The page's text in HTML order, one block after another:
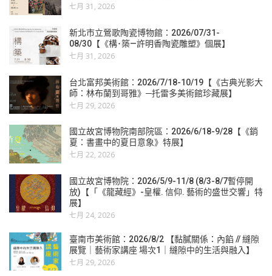
七月 31, 2026
新北市立鶯歌陶瓷博物館：2026/07/31-
08/30【《構･築—許明香陶瓷雕塑》個展】
七月 31, 2026
台北富邦美術館：2026/7/18-10/19【《古典光影大
師：林布蘭到哥雅》─托雷多美術館珍藏展】
七月 29, 2026
國立故宮博物院南部院區：2026/6/18-9/28【《銷
夏：書畫中的夏日意象》特展】
七月 22, 2026
國立故宮博物院：2026/5/9-11/8 (8/3-8/7暫停開
放)【「《龍藏經》-皇權. 信仰. 藝術的盛世交響」特
展】
七月 24, 2026
臺南市美術館：2026/8/2 【黏膩關係：內餡 // 縫隙
展覽｜藝術家講座 場次1｜縫隙中的生活與融入】
七月 29, 2026